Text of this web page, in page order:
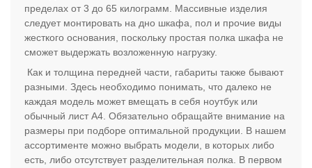
пределах от 3 до 65 килограмм. Массивные изделия
следует монтировать на дно шкафа, пол и прочие виды
жесткого основания, поскольку простая полка шкафа не
сможет выдержать возложенную нагрузку.
Как и толщина передней части, габариты также бывают
разными. Здесь необходимо понимать, что далеко не
каждая модель может вмещать в себя ноутбук или
обычный лист А4. Обязательно обращайте внимание на
размеры при подборе оптимальной продукции. В нашем
ассортименте можно выбрать модели, в которых либо
есть, либо отсутствует разделительная полка. В первом